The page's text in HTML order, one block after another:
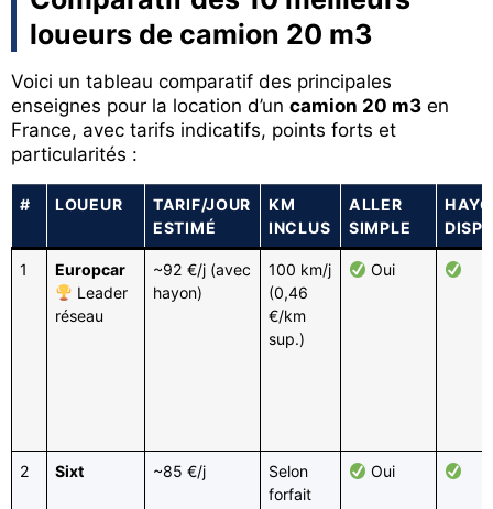
loueurs de camion 20 m3
Voici un tableau comparatif des principales
enseignes pour la location d’un camion 20 m3 en
France, avec tarifs indicatifs, points forts et
particularités :
# LOUEUR
TARIF/JOUR
ESTIMÉ
KM
INCLUS
ALLER
SIMPLE
1
Europcar
Leader
réseau
~92 €/j (avec
hayon)
100 km/j
(0,46
€/km
sup.)
Oui
2 Sixt ~85 €/j
Selon
forfait
Oui